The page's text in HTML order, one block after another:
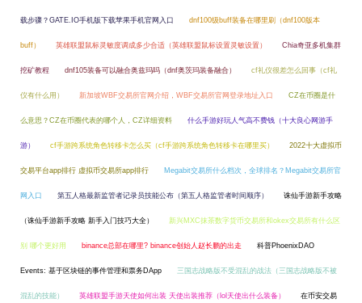
载步骤？GATE.IO手机版下载苹果手机官网入口 dnf100级buff装备在哪里刷（dnf100版本
buff） 英雄联盟鼠标灵敏度调成多少合适（英雄联盟鼠标设置灵敏设置） Chia奇亚多机集群
挖矿教程 dnf105装备可以融合奥兹玛吗（dnf奥茨玛装备融合） cf礼仪很差怎么回事（cf礼
仪有什么用） 新加坡WBF交易所官网介绍，WBF交易所官网登录地址入口 CZ在币圈是什
么意思？CZ在币圈代表的哪个人，CZ详细资料 什么手游好玩人气高不费钱（十大良心网游手
游） cf手游跨系统角色转移卡怎么买（cf手游跨系统角色转移卡在哪里买） 2022十大虚拟币
交易平台app排行 虚拟币交易所app排行 Megabit交易所什么档次，全球排名？Megabit交易所官
网入口 第五人格最新监管者记录员技能公布（第五人格监管者时间顺序） 诛仙手游新手攻略
（诛仙手游新手攻略 新手入门技巧大全） 新兴MXC抹茶数字货币交易所和okex交易所有什么区
别 哪个更好用 binance总部在哪里? binance创始人赵长鹏的出走 科普PhoenixDAO
Events: 基于区块链的事件管理和票务DApp 三国志战略版不受混乱的战法（三国志战略版不被
混乱的技能） 英雄联盟手游天使如何出装 天使出装推荐（lol天使出什么装备） 在币安交易